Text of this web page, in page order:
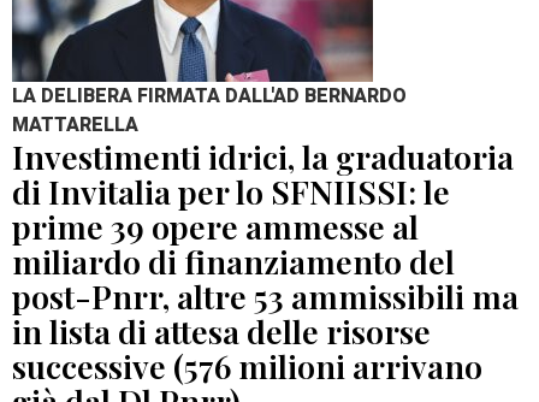
LA DELIBERA FIRMATA DALL'AD BERNARDO
MATTARELLA
Investimenti idrici, la graduatoria
di Invitalia per lo SFNIISSI: le
prime 39 opere ammesse al
miliardo di finanziamento del
post-Pnrr, altre 53 ammissibili ma
in lista di attesa delle risorse
successive (576 milioni arrivano